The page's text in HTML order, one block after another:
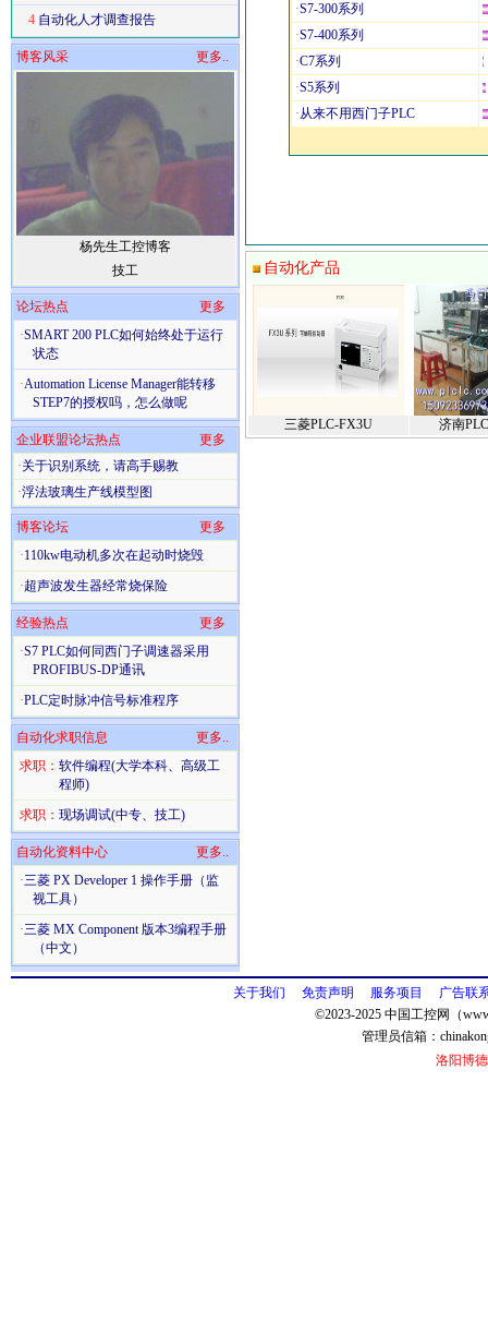
4 自动化人才调查报告
博客风采 更多..
杨先生工控博客
技工
论坛热点
更多
·SMART 200 PLC如何始终处于运行
状态
·Automation License Manager能转移
STEP7的授权吗，怎么做呢
企业联盟论坛热点
更多
·关于识别系统，请高手赐教
·浮法玻璃生产线模型图
博客论坛
更多
·110kw电动机多次在起动时烧毁
·超声波发生器经常烧保险
经验热点
更多
·S7 PLC如何同西门子调速器采用
PROFIBUS-DP通讯
·PLC定时脉冲信号标准程序
自动化求职信息
更多..
求职： 软件编程(大学本科、高级工
程师)
求职： 现场调试(中专、技工)
自动化资料中心
更多..
·三菱 PX Developer 1 操作手册（监
视工具）
·三菱 MX Component 版本3编程手册
（中文）
·S7-300系列
·S7-400系列
·C7系列
·S5系列
·从来不用西门子PLC
自动化产品
三菱PLC-FX3U 济南
关于我们 免责声明 服务项目
广告联
©2023-2025 中国工控网（
管理员信箱：
洛阳博